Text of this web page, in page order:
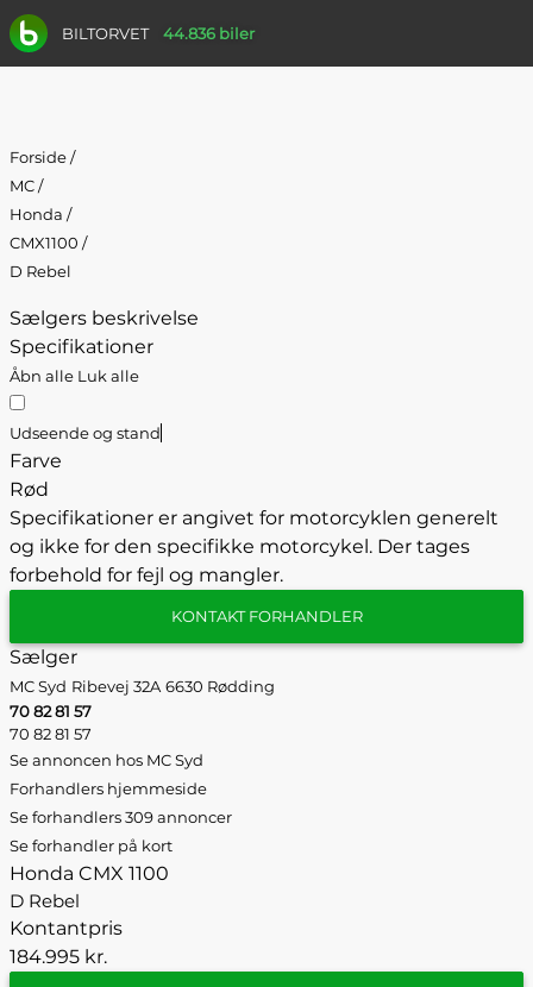
BILTORVET 44.836 biler
Forside/
MC/
Honda /
CMX1100 /
D Rebel
Sælgers beskrivelse
Specifikationer
Åbn alle Luk alle
Udseende og stand
Farve
Rød
Specifikationer er angivet for motorcyklen generelt
og ikke for den specifikke motorcykel. Der tages
forbehold for fejl og mangler.
KONTAKT FORHANDLER
Sælger
MC Syd Ribevej 32A 6630 Rødding
70 82 81 57
70 82 81 57
Se annoncen hos MC Syd
Forhandlers hjemmeside
Se forhandlers 309 annoncer
Se forhandler på kort
Honda CMX 1100
D Rebel
Kontantpris
184.995 kr.